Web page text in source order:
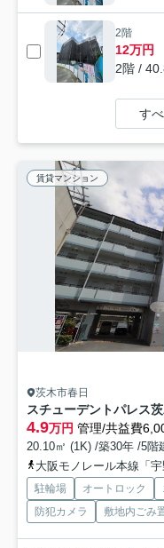
2階
12万円
2階 /
す
賃貸マンション
茨木市春日
スチューデントパレス
4.9万円 管理/共益費
20.10㎡ (1K) /築30年 /5階
大阪モノレール本線「
駐輪場 オートロック
防犯カメラ
敷地内ごみ